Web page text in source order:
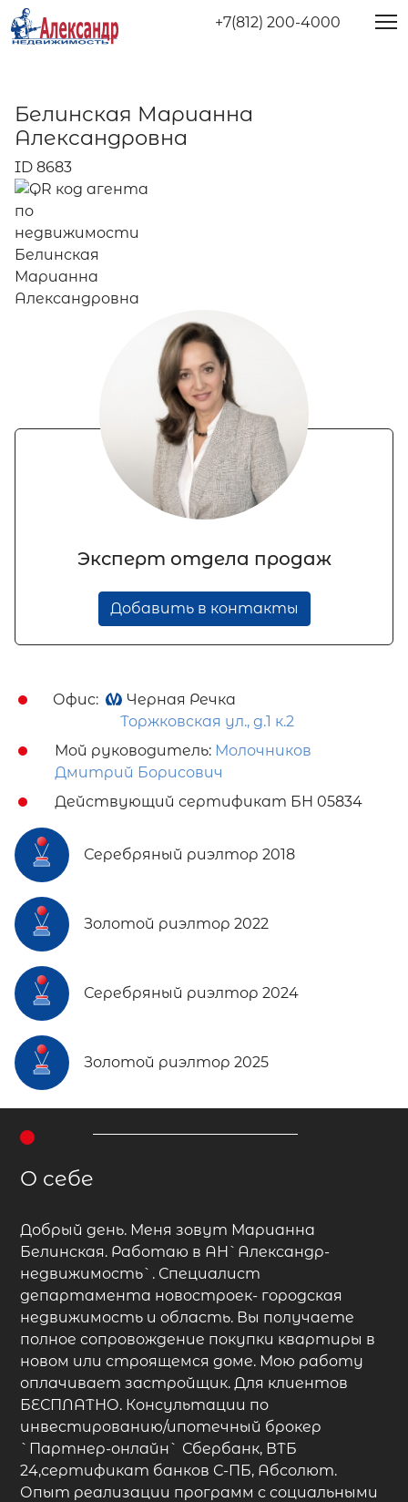
+7(812) 200-4000
Белинская Марианна
Александровна
ID 8683
Эксперт отдела продаж
Добавить в контакты
Офис:
Черная Речка
Торжковская ул., д.1 к.2
Мой руководитель: Молочников
Дмитрий Борисович
Действующий сертификат БН 05834
Серебряный риэлтор 2018
Золотой риэлтор 2022
Серебряный риэлтор 2024
Золотой риэлтор 2025
О себе
Добрый день. Меня зовут Марианна
Белинская. Работаю в АН`Александр-
недвижимость`. Специалист
департамента новостроек- городская
недвижимость и область. Вы получаете
полное сопровождение покупки квартиры в
новом или строящемся доме. Мою работу
оплачивает застройщик. Для клиентов
БЕСПЛАТНО. Консультации по
инвестированию/ипотечный брокер
`Партнер-онлайн` Сбербанк, ВТБ
24,сертификат банков С-ПБ, Абсолют.
Опыт реализации программ с социальными